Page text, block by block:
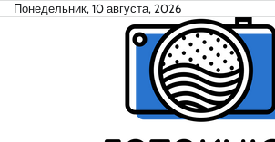
SkipПонедельник, 10 августа, 2026